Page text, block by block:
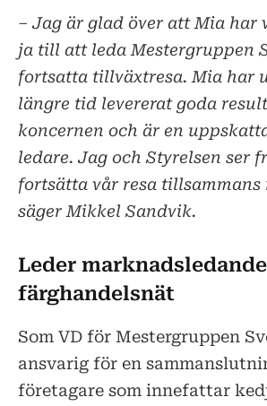
– Jag är glad över att Mia har
ja till att leda Mestergruppen
fortsatta tillväxtresa. Mia har
längre tid levererat goda
koncernen och är en
ledare. Jag och Styrelsen ser
fortsätta vår resa tillsammans
säger Mikkel Sandvik.
Leder
färghandelsnät
Som VD för Mestergruppen
ansvarig för en
företagare som innefattar